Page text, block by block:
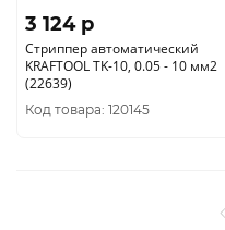
3 124 p
Стриппер автоматический
KRAFTOOL TK-10, 0.05 - 10 мм2
(22639)
Код товара: 120145